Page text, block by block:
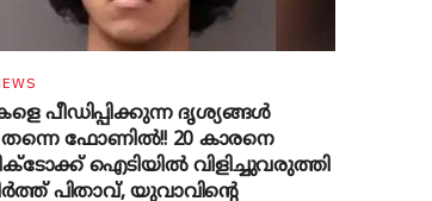
പീഡിപ്പിക്കുന്ന ദൃശ്യങ്ങൾ
തന്നെ ഫോണിൽ!! 20 കാരനെ
ഐടിയിൽ വിളിച്ചുവരുത്തി
പിതാവ്, യുവാവിന്റെ